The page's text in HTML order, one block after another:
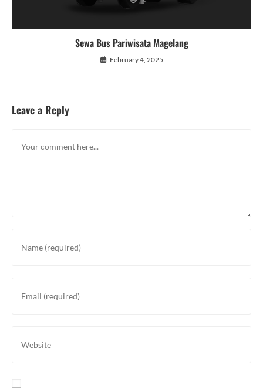
Sewa Bus Pariwisata Magelang
February 4, 2025
Leave a Reply
your
username
your
your
URL